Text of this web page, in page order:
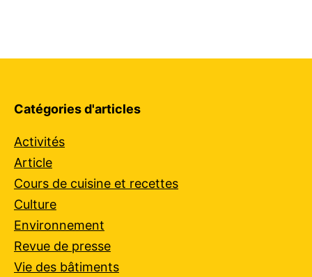
Catégories d'articles
Activités
Article
Cours de cuisine et recettes
Culture
Environnement
Revue de presse
Vie des bâtiments